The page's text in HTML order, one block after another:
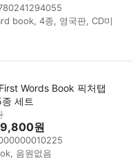
book, 4종, 영국판, CD미
Words Book 픽처탭
세트
원
음원없음